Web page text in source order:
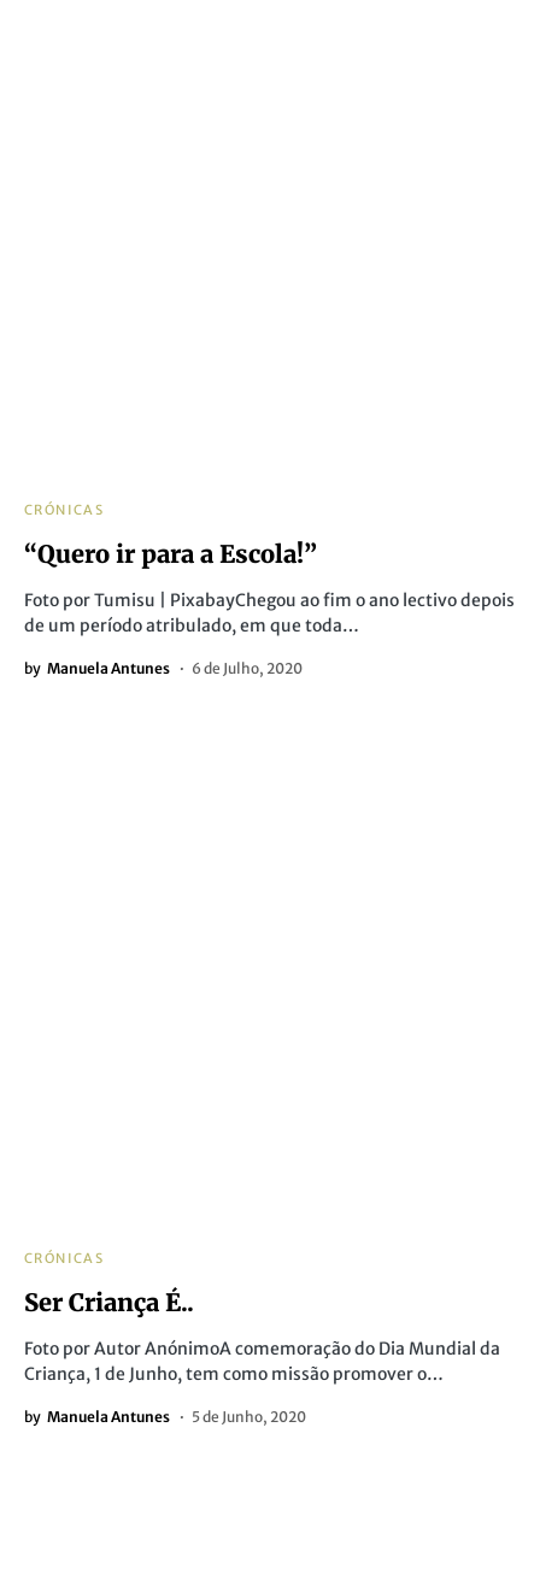
CRÓNICAS
“Quero ir para a Escola!”
Foto por Tumisu | PixabayChegou ao fim o ano lectivo depois
de um período atribulado, em que toda…
by Manuela Antunes 6 de Julho, 2020
CRÓNICAS
Ser Criança É..
Foto por Autor AnónimoA comemoração do Dia Mundial da
Criança, 1 de Junho, tem como missão promover o…
by Manuela Antunes 5 de Junho, 2020